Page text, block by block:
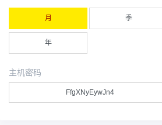
月 季
年
主机密码